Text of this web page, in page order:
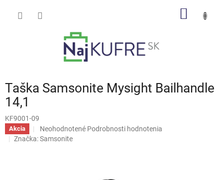
Taška Samsonite Mysight Bailhandle
14,1
KF9001-09
Akcia
Priemerné
hodnotenie
Neohodnotené Podrobnosti hodnotenia
Značka:Samsonite